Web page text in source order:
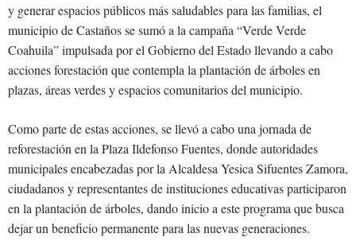
y generar espacios públicos más saludables para las familias, el
municipio de Castaños se sumó a la campaña “Verde Verde
Coahuila” impulsada por el Gobierno del Estado llevando a cabo
acciones forestación que contempla la plantación de árboles en
plazas, áreas verdes y espacios comunitarios del municipio.
Como parte de estas acciones, se llevó a cabo una jornada de
reforestación en la Plaza Ildefonso Fuentes, donde autoridades
municipales encabezadas por la Alcaldesa Yesica Sifuentes Zamora,
ciudadanos y representantes de instituciones educativas participaron
en la plantación de árboles, dando inicio a este programa que busca
dejar un beneficio permanente para las nuevas generaciones.